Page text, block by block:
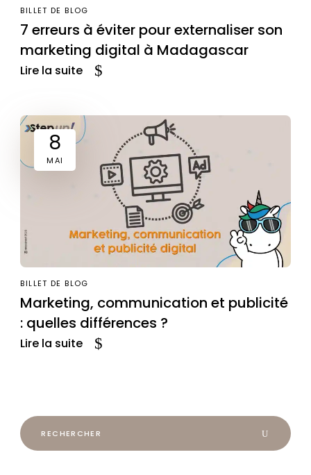
BILLET DE BLOG
7 erreurs à éviter pour externaliser son
marketing digital à Madagascar
Lire la suite
8
MAI
BILLET DE BLOG
Marketing, communication et publicité
: quelles différences ?
Lire la suite